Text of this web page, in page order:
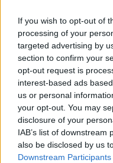
If you wish to opt-out of
processing of your
targeted advertising by
section to confirm your
opt-out request is
interest-based ads
us or personal
your opt-out. You may
disclosure of your
IAB’s list of
also be disclosed by us
Downstream Participants
Sutinku sutaisyklėmis
Serviceapply.